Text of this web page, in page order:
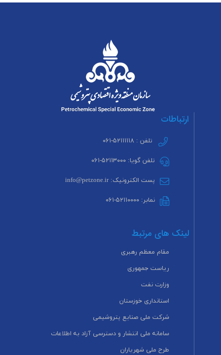
ارتباطات
تلفن : ۵۲۱۱۱۱۱۸-۰۶۱
تلفن گویا: ۵۲۱۱۳۰۰۰-۰۶۱
پست الکترونیک: info@petzone.ir
نمابر: ۵۲۱۱۰۰۰۰-۰۶۱
لینک های مرتبط
مقام معظم رهبری
ریاست جمهوری
وزارت نفت
استانداری خوزستان
شرکت ملی صنایع پتروشیمی
سامانه ملی انتشار و دسترسی آزاد به اطلاعات
طرح ملی شهریاران